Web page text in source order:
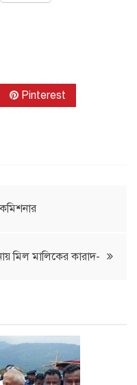
Pinterest
মিল মালিকের কারাদ-